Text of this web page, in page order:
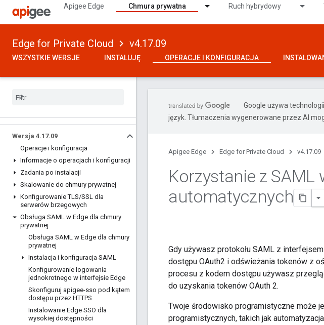
Apigee Edge Chmura prywatna Ruch hybrydowy
Edge for Private Cloud v4.17.09
WSZYSTKIE WERSJE INSTALUJĘ OPERACJE I KONFIGURACJA
Wersja 4.17.09
Operacje i konfiguracja
Informacje o operacjach i konfiguracji
Zadania po instalacji
Skalowanie do chmury prywatnej
Konfigurowanie TLS/SSL dla
serwerów brzegowych
Obsługa SAML w Edge dla chmury
prywatnej
Obsługa SAML w Edge dla chmury
prywatnej
Instalacja i konfiguracja SAML
Konfigurowanie logowania
jednokrotnego w interfejsie Edge
Skonfiguruj apigee-sso pod kątem
dostępu przez HTTPS
Instalowanie Edge SSO dla
wysokiej dostępności
Google używa
język. Tłumaczenia wygenerowane przez AI
Apigee Edge Edge for Private Cloud v4.17.09
Korzystanie z SAML
automatycznych
Gdy używasz protokołu SAML z
dostępu OAuth2 i odświeżania tokenów z
procesu z kodem dostępu używasz
do uzyskania tokenów OAuth 2.
Twoje środowisko programistyczne może
programistycznych, takich jak